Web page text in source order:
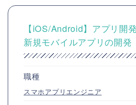
【iOS/Android】アプリ開
新規モバイルアプリの開発
職種
スマホアプリエンジニア